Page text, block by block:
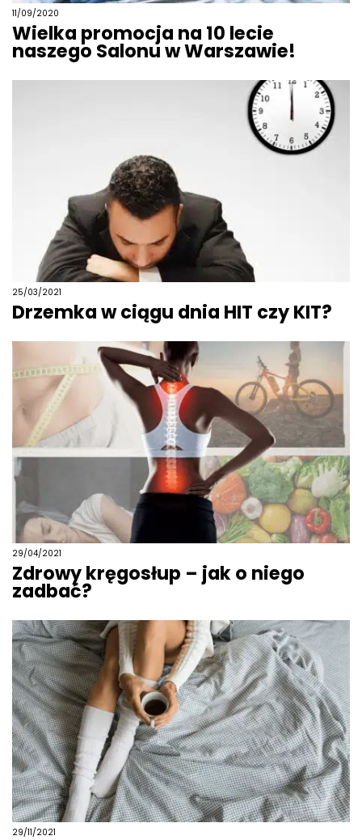
11/09/2020
Wielka promocja na 10 lecie
naszego Salonu w Warszawie!
25/03/2021
Drzemka w ciągu dnia HIT czy KIT?
29/04/2021
Zdrowy kręgosłup – jak o niego
zadbać?
29/11/2021